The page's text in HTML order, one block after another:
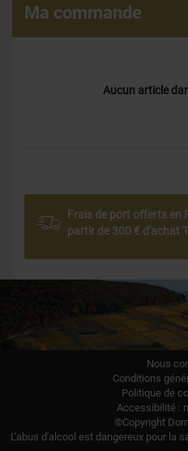
Ma commande
Aucun article
Frais de port offerts en
partir de 300 € d'achat
Nous
Conditions
Politique de
Accessibilité :
©Copyright
L'abus d'alcool est dangereux pour la